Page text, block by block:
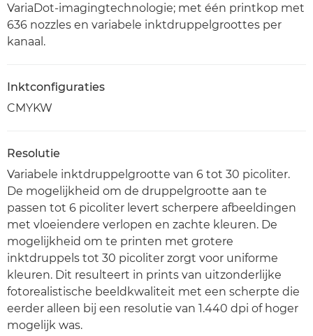
VariaDot-imagingtechnologie; met één printkop met
636 nozzles en variabele inktdruppelgroottes per
kanaal.
Inktconfiguraties
CMYKW
Resolutie
Variabele inktdruppelgrootte van 6 tot 30 picoliter.
De mogelijkheid om de druppelgrootte aan te
passen tot 6 picoliter levert scherpere afbeeldingen
met vloeiendere verlopen en zachte kleuren. De
mogelijkheid om te printen met grotere
inktdruppels tot 30 picoliter zorgt voor uniforme
kleuren. Dit resulteert in prints van uitzonderlijke
fotorealistische beeldkwaliteit met een scherpte die
eerder alleen bij een resolutie van 1.440 dpi of hoger
mogelijk was.